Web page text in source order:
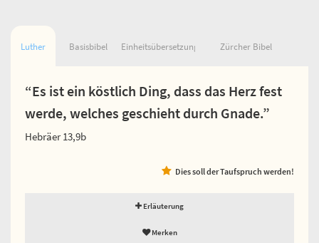
Luther Basisbibel Einheitsübersetzung Zürcher Bibel
“Es ist ein köstlich Ding, dass das Herz fest
werde, welches geschieht durch Gnade.”
Hebräer 13,9b
Dies soll der Taufspruch werden!
Erläuterung
Merken